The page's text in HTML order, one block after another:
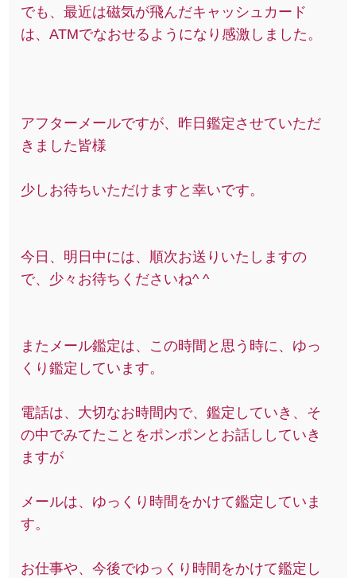
でも、最近は磁気が飛んだキャッシュカード
は、ATMでなおせるようになり感激しました。
アフターメールですが、昨日鑑定させていただ
きました皆様
少しお待ちいただけますと幸いです。
今日、明日中には、順次お送りいたしますの
で、少々お待ちくださいね^ ^
またメール鑑定は、この時間と思う時に、ゆっ
くり鑑定しています。
電話は、大切なお時間内で、鑑定していき、そ
の中でみてたことをポンポンとお話ししていき
ますが
メールは、ゆっくり時間をかけて鑑定していま
す。
お仕事や、今後でゆっくり時間をかけて鑑定し